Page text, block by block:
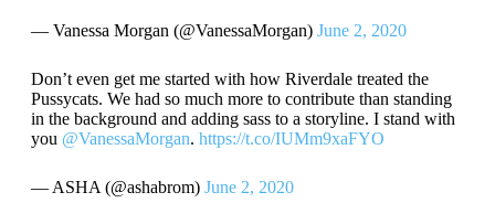
— Vanessa Morgan (@VanessaMorgan) June 2, 2020
Don’t even get me started with how Riverdale treated the
Pussycats. We had so much more to contribute than standing
in the background and adding sass to a storyline. I stand with
you @VanessaMorgan. https://t.co/IUMm9xaFYO
— ASHA (@ashabrom) June 2, 2020